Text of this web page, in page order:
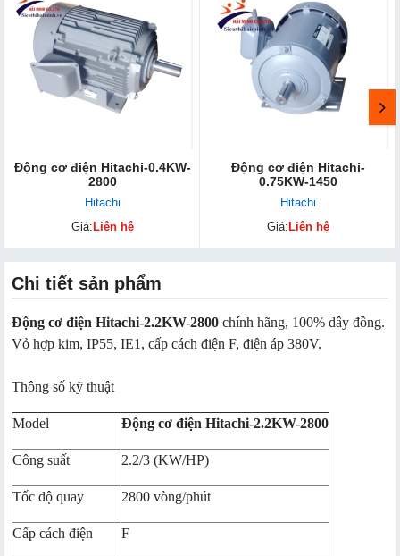
Động cơ điện Hitachi-0.4KW-
2800
Hitachi
Giá:Liên hệ
Động cơ điện Hitachi-
0.75KW-1450
Hitachi
Giá:Liên hệ
Chi tiết sản phẩm
Động cơ điện Hitachi-2.2KW-2800 chính hãng, 100% dây đồng.
Vỏ hợp kim, IP55, IE1, cấp cách điện F, điện áp 380V.
Thông số kỹ thuật
Model Động cơ điện Hitachi-2.2KW-2800
Công suất 2.2/3 (KW/HP)
Tốc độ quay 2800 vòng/phút
Cấp cách điện F